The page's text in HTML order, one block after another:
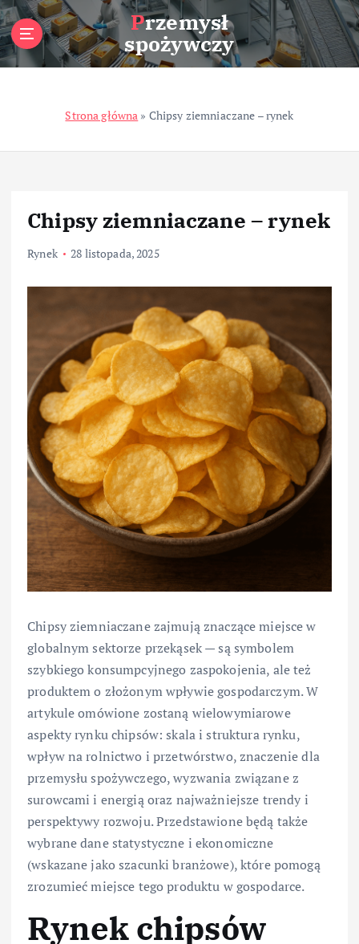
S
k
i
p
n
Przemysł
spożywczy
Strona główna » Chipsy ziemniaczane – rynek
Chipsy ziemniaczane – rynek
Rynek 28 listopada, 2025
Chipsy ziemniaczane zajmują znaczące miejsce w
globalnym sektorze przekąsek — są symbolem
szybkiego konsumpcyjnego zaspokojenia, ale też
produktem o złożonym wpływie gospodarczym. W
artykule omówione zostaną wielowymiarowe
aspekty rynku chipsów: skala i struktura rynku,
wpływ na rolnictwo i przetwórstwo, znaczenie dla
przemysłu spożywczego, wyzwania związane z
surowcami i energią oraz najważniejsze trendy i
perspektywy rozwoju. Przedstawione będą także
wybrane dane statystyczne i ekonomiczne
(wskazane jako szacunki branżowe), które pomogą
zrozumieć miejsce tego produktu w gospodarce.
Rynek chipsów